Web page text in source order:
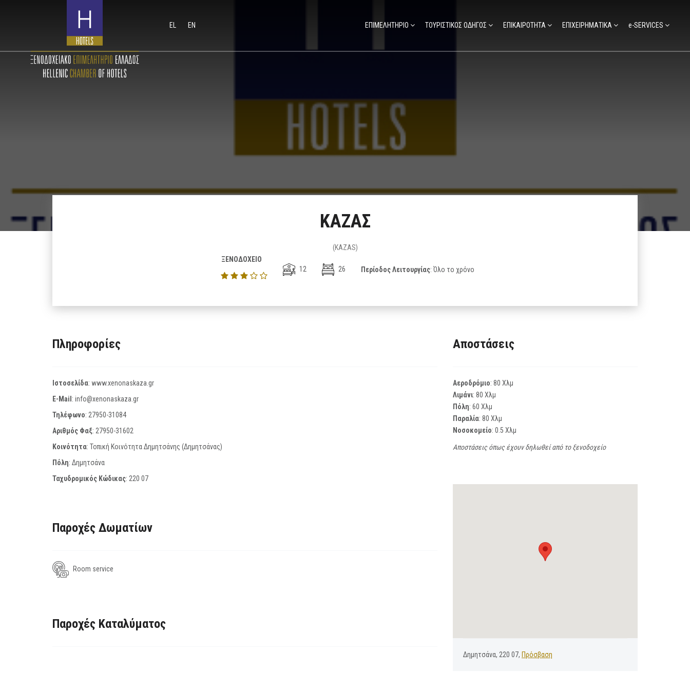
EL EN ΕΠΙΜΕΛΗΤΗΡΙΟ ΤΟΥΡΙΣΤΙΚΟΣ ΟΔΗΓΟΣ ΕΠΙΚΑΙΡΟΤΗΤΑ ΕΠΙΧΕΙΡΗΜΑΤΙΚΑ e-SERVICES
ΚΑΖΑΣ
(KAZAS)
ΞΕΝΟΔΟΧΕΙΟ
12
26 Περίοδος Λειτουργίας: Όλο το χρόνο
Πληροφορίες
Ιστοσελίδα: www.xenonaskaza.gr
E-Mail : info@xenonaskaza.gr
Τηλέφωνο: 27950-31084
Αριθμός Φαξ: 27950-31602
Κοινότητα: Τοπική Κοινότητα Δημητσάνης (Δημητσάνας)
Πόλη: Δημητσάνα
Ταχυδρομικός Κώδικας: 220 07
Παροχές Δωματίων
Room service
Παροχές Καταλύματος
Αποστάσεις
Αεροδρόμιο: 80 Χλμ
Λιμάνι: 80 Χλμ
Πόλη: 60 Χλμ
Παραλία: 80 Χλμ
Νοσοκομείο: 0.5 Χλμ
Αποστάσεις όπως έχουν δηλωθεί από το ξενοδοχείο
Δημητσάνα, 220 07, Πρόσβαση